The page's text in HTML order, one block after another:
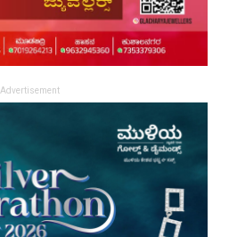
Advertisement